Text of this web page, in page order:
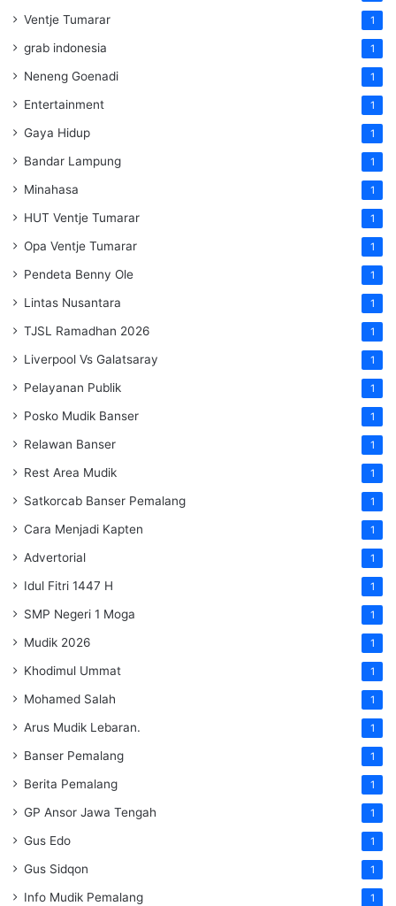
Ventje Tumarar 1
grab indonesia 1
Neneng Goenadi 1
Entertainment 1
Gaya Hidup 1
Bandar Lampung 1
Minahasa 1
HUT Ventje Tumarar 1
Opa Ventje Tumarar 1
Pendeta Benny Ole 1
Lintas Nusantara 1
TJSL Ramadhan 2026 1
Liverpool Vs Galatsaray 1
Pelayanan Publik 1
Posko Mudik Banser 1
Relawan Banser 1
Rest Area Mudik 1
Satkorcab Banser Pemalang 1
Cara Menjadi Kapten 1
Advertorial 1
Idul Fitri 1447 H 1
SMP Negeri 1 Moga 1
Mudik 2026 1
Khodimul Ummat 1
Mohamed Salah 1
Arus Mudik Lebaran. 1
Banser Pemalang 1
Berita Pemalang 1
GP Ansor Jawa Tengah 1
Gus Edo 1
Gus Sidqon 1
Info Mudik Pemalang 1